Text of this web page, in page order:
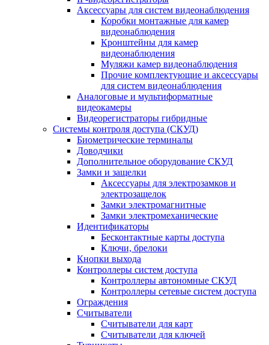
Аксессуары для систем видеонаблюдения
Коробки монтажные для камер
видеонаблюдения
Кронштейны для камер
видеонаблюдения
Муляжи камер видеонаблюдения
Прочие комплектующие и аксессуары
для систем видеонаблюдения
Аналоговые и мультиформатные
видеокамеры
Видеорегистраторы гибридные
Системы контроля доступа (СКУД)
Биометрические терминалы
Доводчики
Дополнительное оборудование СКУД
Замки и защелки
Аксессуары для электрозамков и
электрозащелок
Замки электромагнитные
Замки электромеханические
Идентификаторы
Бесконтактные карты доступа
Ключи, брелоки
Кнопки выхода
Контроллеры систем доступа
Контроллеры автономные СКУД
Контроллеры сетевые систем доступа
Ограждения
Считыватели
Считыватели для карт
Считыватели для ключей